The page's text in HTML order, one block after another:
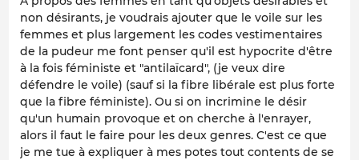
non désirants, je voudrais ajouter que le voile sur les
femmes et plus largement les codes vestimentaires
de la pudeur me font penser qu'il est hypocrite d'être
à la fois féministe et "antilaïcard", (je veux dire
défendre le voile) (sauf si la fibre libérale est plus forte
que la fibre féministe). Ou si on incrimine le désir
qu'un humain provoque et on cherche à l'enrayer,
alors il faut le faire pour les deux genres. C'est ce que
je me tue à expliquer à mes potes tout contents de se